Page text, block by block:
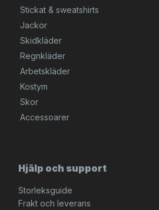
Stickat & sweatshirts
Jackor
Skidkläder
Regnkläder
Arbetskläder
Kostym
Skor
Accessoarer
Hjälp och support
Storleksguide
Frakt och leverans